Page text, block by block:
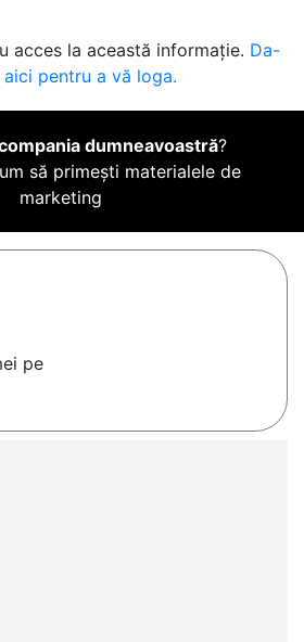
acces la această informație. Da-
pentru a vă loga.
dumneavoastră?
să primești materialele de
marketing
pe